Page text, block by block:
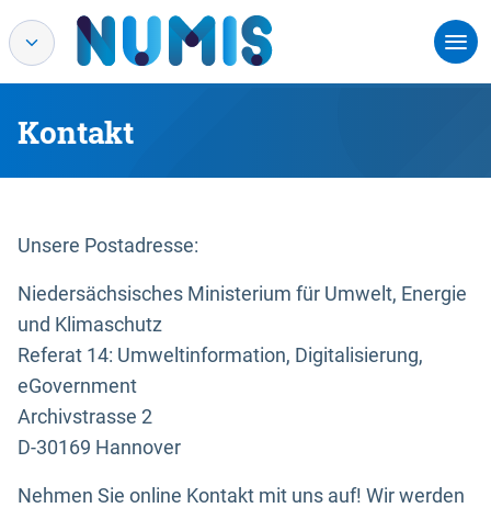
Kontakt
Unsere Postadresse:
Niedersächsisches Ministerium für Umwelt, Energie
und Klimaschutz
Referat 14: Umweltinformation, Digitalisierung,
eGovernment
Archivstrasse 2
D-30169 Hannover
Nehmen Sie online Kontakt mit uns auf! Wir werden